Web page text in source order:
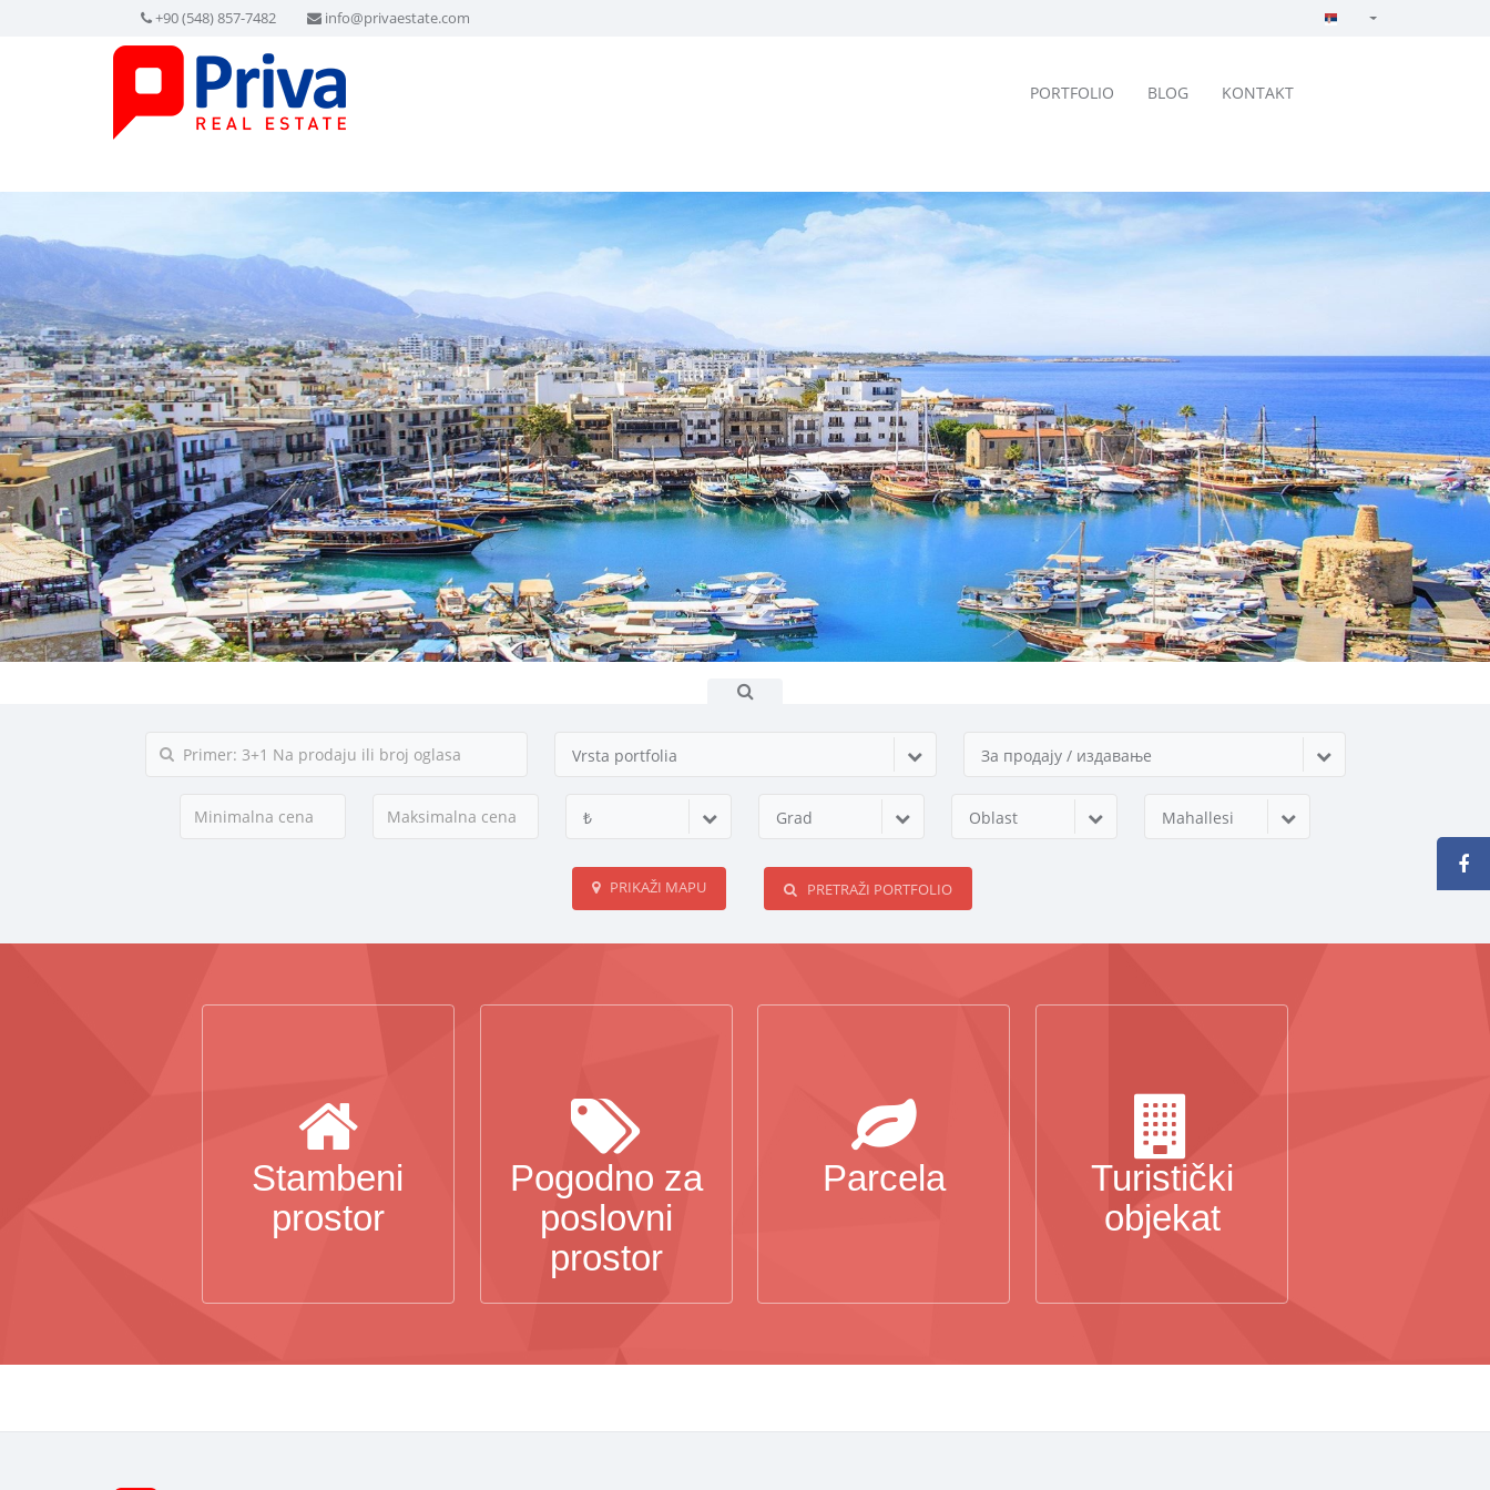
+90 (548) 857-7482
info@privaestate.com
Crnogorski -
PORTFOLIO BLOG KONTAKT
Vrsta portfolia За продају / издавање
₺ Grad Oblast Mahallesi
PRIKAŽI MAPU PRETRAŽI PORTFOLIO
Stambeni
prostor
Pogodno za
poslovni
prostor
Parcela
Turistički
objekat